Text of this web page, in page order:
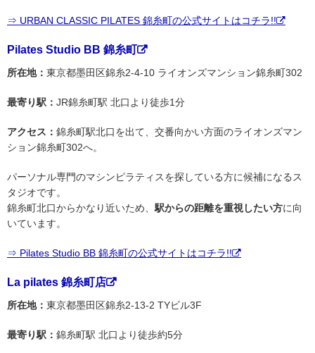
⇒ URBAN CLASSIC PILATES 錦糸町の公式サイトはコチラ!!
Pilates Studio BB 錦糸町
所在地： 東京都墨田区錦糸2-4-10 ライオンズマンション錦糸町302
最寄り駅： JR錦糸町駅 北口より徒歩1分
アクセス： 錦糸町駅北口を出て、交番向かい方面のライオンズマン
ション錦糸町302へ。
パーソナル専門のマシンピラティスを探している方に候補になるス
タジオです。
錦糸町北口からかなり近いため、 駅からの距離を重視したい方に向
いています。
⇒ Pilates Studio BB 錦糸町の公式サイトはコチラ!!
La pilates 錦糸町店
所在地： 東京都墨田区錦糸2-13-2 TYビル3F
最寄り駅： 錦糸町駅 北口より徒歩約5分